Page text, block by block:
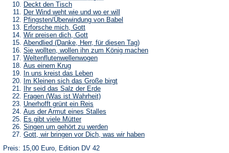
Deckt den Tisch
Der Wind weht wie und wo er will
Pfingsten/Überwindung von Babel
Erforsche mich, Gott
Wir preisen dich, Gott
Abendlied (Danke, Herr, für diesen Tag)
Sie wollten, wollen ihn zum König machen
Weltenflutenwellenwogen
Aus einem Krug
In uns kreist das Leben
Im Kleinen sich das Große birgt
Ihr seid das Salz der Erde
Fragen (Was ist Wahrheit)
Unerhofft grünt ein Reis
Aus der Armut eines Stalles
Es gibt viele Mütter
Singen um gehört zu werden
Gott, wir bringen vor Dich, was wir haben
Preis: 15,00 Euro, Edition DV 42